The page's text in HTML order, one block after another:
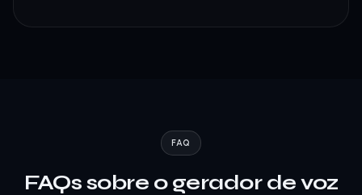
FAQ
FAQs sobre o gerador de voz